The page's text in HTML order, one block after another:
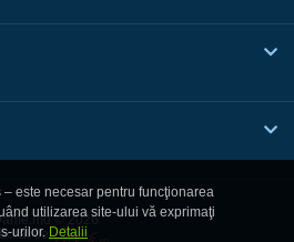
© 2026
de
este necesar pentru funcţionarea
utilizarea site-ului vă exprimaţi
urilor. Detalii